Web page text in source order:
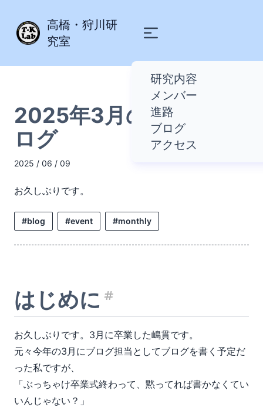
高橋・狩川研
究室
研究内容
メンバー
進路
ブログ
アクセス
2025年3月の研究室ブ
ログ
2025 / 06 / 09
お久しぶりです。
#blog #event #monthly
はじめに
見出し「はじめ
お久しぶりです。3月に卒業した嶋貫です。
元々今年の3月にブログ担当としてブログを書く予定だ
った私ですが、
「ぶっちゃけ卒業式終わって、黙ってれば書かなくてい
いんじゃない？」